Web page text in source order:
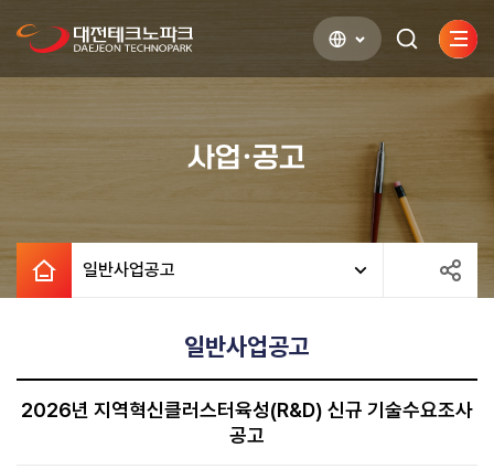
검색하기사이
열기
사업·공고
일반사업공고
일반사업공고
2026년 지역혁신클러스터육성(R&D) 신규 기술수요조사
공고